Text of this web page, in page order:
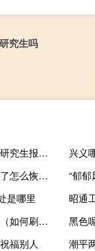
究生吗
北京林业大学在职研究生报考途径
兴义
手机通话记录删除了怎么恢复（手机通话记录）
“郁
是哪里
昭通
如何刷机小米手机（如何刷机）
黑色
福别人